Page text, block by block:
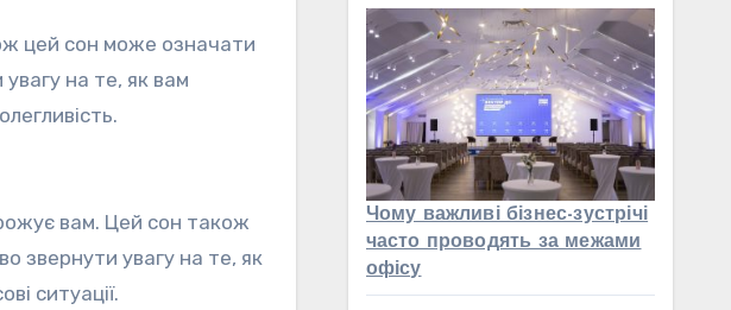
цей сон може означати
на те, як вам
вам. Цей сон також
звернути увагу на те, як
ситуації.
Чому важливі бізнес-зустрічі
часто проводять за межами
офісу